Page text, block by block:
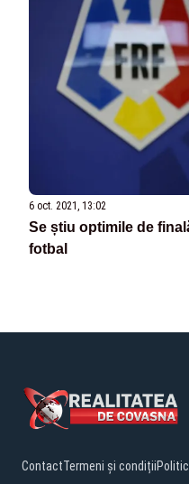
6 oct. 2021, 13:02
Se știu optimile de
fotbal
ContactTermeni și condiții